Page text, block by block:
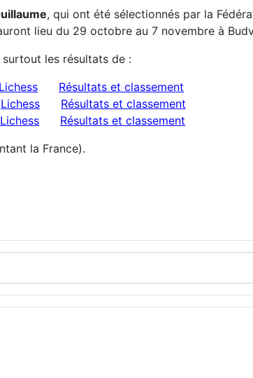
, qui ont été sélectionnés par la
lieu du 29 octobre au 7 novembre à
les résultats de :
Lichess
Résultats et classement
Lichess
Résultats et classement
Lichess
Résultats et classement
la France).
suite